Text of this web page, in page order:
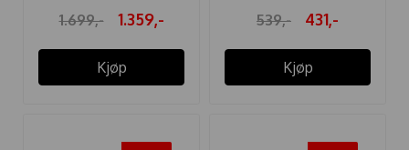
1.699,- 1.359,-
Kjøp
539,- 431,-
Kjøp